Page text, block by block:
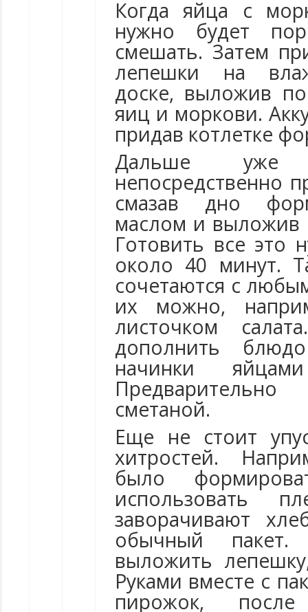
Когда яйца с
нужно будет
смешать. Затем
лепешки на
доске, выложив
яиц и моркови.
придав котлетке
Дальше уже
непосредственно
смазав дно
маслом и выложив
Готовить все это
около 40 минут.
сочетаются с
их можно,
листочком
дополнить
начинки
сметаной.
Еще не стоит
хитростей.
было
использовать
заворачивают
обычный
выложить
Руками вместе с
пирожок,